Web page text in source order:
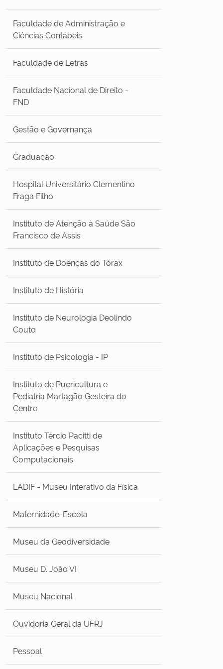
Faculdade de Administração e
Ciências Contábeis
Faculdade de Letras
Faculdade Nacional de Direito -
FND
Gestão e Governança
Graduação
Hospital Universitário Clementino
Fraga Filho
Instituto de Atenção à Saúde São
Francisco de Assis
Instituto de Doenças do Tórax
Instituto de História
Instituto de Neurologia Deolindo
Couto
Instituto de Psicologia - IP
Instituto de Puericultura e
Pediatria Martagão Gesteira do
Centro
Instituto Tércio Pacitti de
Aplicações e Pesquisas
Computacionais
LADIF - Museu Interativo da Física
Maternidade-Escola
Museu da Geodiversidade
Museu D. João VI
Museu Nacional
Ouvidoria Geral da UFRJ
Pessoal